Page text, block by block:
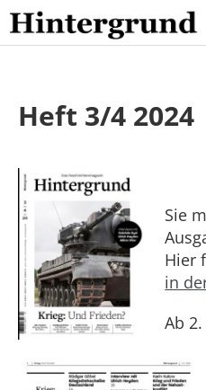
Skip
to
content
Heft 3/4 2024
Sie
Hier
in
Ab